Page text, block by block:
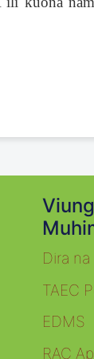
Dira
TAEC
EDMS
RAC
kujitolea-